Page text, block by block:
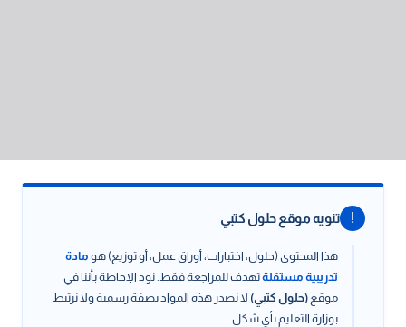
! تنويه موقع حلول كتبي
هذا المحتوى (حلول، اختبارات، أوراق عمل، أو توزيع) هو مادة
تدريبية مستقلةتهدف للمراجعة فقط. نود الإحاطة بأننا في
موقع (حلول كتبي) لا نصدر هذه المواد بصفة رسمية ولا نرتبط
بوزارة التعليم بأي شكل.